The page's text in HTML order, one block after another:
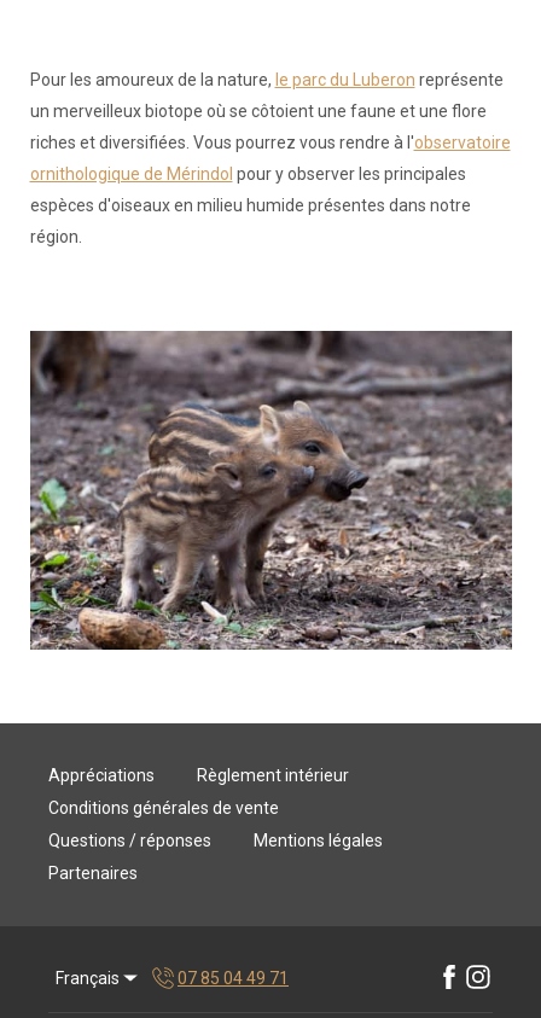
Pour les amoureux de la nature, le parc du Luberon
représente
un merveilleux biotope où se côtoient une faune et une flore
riches et diversifiées. Vous pourrez vous rendre à l' observatoire
ornithologique de Mérindol pour y observer les principales
espèces d'oiseaux en milieu humide présentes dans notre
région.
Appréciations
Règlement intérieur
Conditions générales de vente
Questions / réponses
Mentions légales
Partenaires
Français 07 85 04 49 71